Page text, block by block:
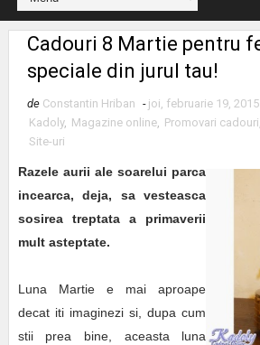
Cadouri 8 Martie pentru
speciale din jurul tau!
de Constantin Hriban - joi, februarie 19, 2015
Kadoly, Magazine online, Promovari cadouri
Site-uri
Razele aurii ale soarelui parca
incearca, deja, sa vesteasca
sosirea treptata a primaverii
mult asteptate.
Luna Martie e mai aproape
decat iti imaginezi si, dupa cum
stii prea bine, aceasta luna